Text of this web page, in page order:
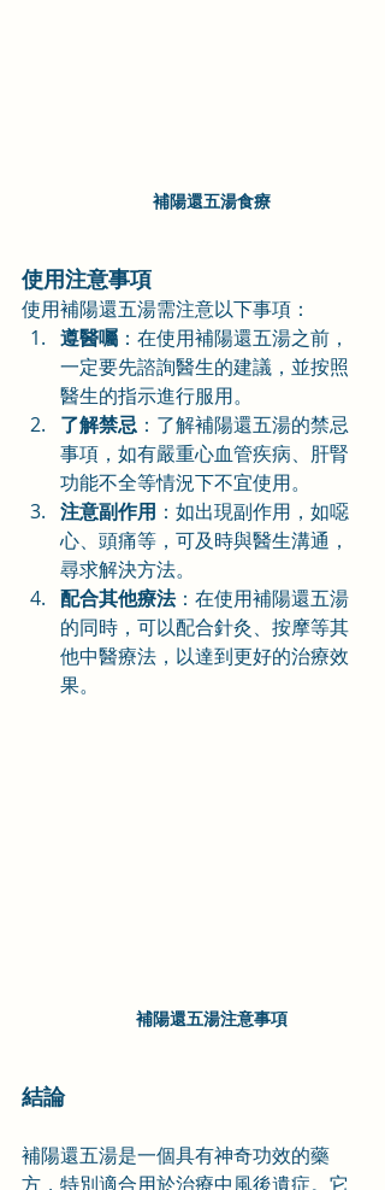
補陽還五湯食療
使用注意事項
使用補陽還五湯需注意以下事項：
遵醫囑 ：在使用補陽還五湯之前，
一定要先諮詢醫生的建議，並按照
醫生的指示進行服用。
了解禁忌 ：了解補陽還五湯的禁忌
事項，如有嚴重心血管疾病、肝腎
功能不全等情況下不宜使用。
注意副作用 ：如出現副作用，如噁
心、頭痛等，可及時與醫生溝通，
尋求解決方法。
配合其他療法：在使用補陽還五湯
的同時，可以配合針灸、按摩等其
他中醫療法，以達到更好的治療效
果。
補陽還五湯注意事項
結論
補陽還五湯是一個具有神奇功效的藥
方，特別適合用於治療中風後遺症。它